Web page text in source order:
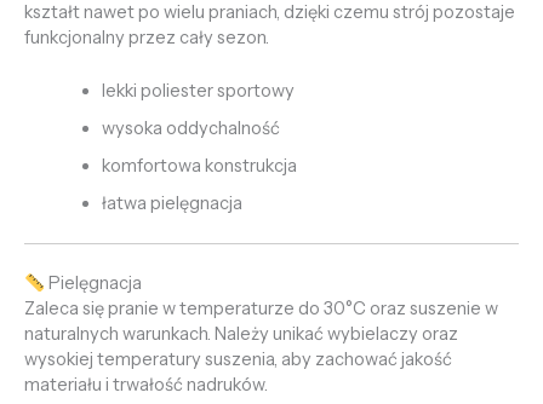
kształt nawet po wielu praniach, dzięki czemu strój pozostaje
funkcjonalny przez cały sezon.
lekki poliester sportowy
wysoka oddychalność
komfortowa konstrukcja
łatwa pielęgnacja
Pielęgnacja
Zaleca się pranie w temperaturze do 30°C oraz suszenie w
naturalnych warunkach. Należy unikać wybielaczy oraz
wysokiej temperatury suszenia, aby zachować jakość
materiału i trwałość nadruków.